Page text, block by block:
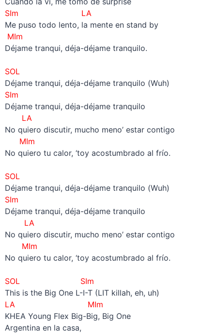
SIm LA
Me puso todo lento, la mente en stand by
MIm
Déjame tranqui, déja-déjame tranquilo.
SOL
Déjame tranqui, déja-déjame tranquilo (Wuh)
SIm
Déjame tranqui, déja-déjame tranquilo
LA
No quiero discutir, mucho meno’ estar contigo
MIm
No quiero tu calor, ‘toy acostumbrado al frío.
SOL
Déjame tranqui, déja-déjame tranquilo (Wuh)
SIm
Déjame tranqui, déja-déjame tranquilo
LA
No quiero discutir, mucho meno’ estar contigo
MIm
No quiero tu calor, ‘toy acostumbrado al frío.
SOL SIm
This is the Big One L-I-T (LIT killah, eh, uh)
LA MIm
KHEA Young Flex Big-Big, Big One
Argentina en la casa,